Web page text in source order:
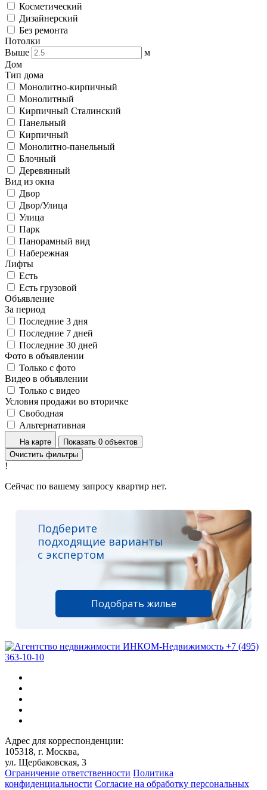
Косметический
Дизайнерский
Без ремонта
Потолки
Выше
м
Дом
Тип дома
Монолитно-кирпичный
Монолитный
Кирпичный Сталинский
Панельный
Кирпичный
Монолитно-панельный
Блочный
Деревянный
Вид из окна
Двор
Двор/Улица
Улица
Парк
Панорамный вид
Набережная
Лифты
Есть
Есть грузовой
Объявление
За период
Последние 3 дня
Последние 7 дней
Последние 30 дней
Фото в объявлении
Только с фото
Видео в объявлении
Только с видео
Условия продажи во вторичке
Свободная
Альтернативная
На карте
Показать 0 объектов
Очистить фильтры
!
Сейчас по вашему запросу квартир нет.
Подберите
подходящие варианты
с экспертом
Подобрать жилье
+7 (495)
363-10-10
Адрес для корреспонденции:
105318, г. Москва,
ул. Щербаковская, 3
Ограничение ответственности Политика
конфиденциальности Согласие на обработку персональных